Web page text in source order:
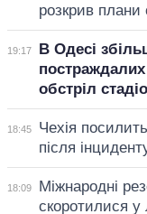
розкрив плани
19:17
В Одесі
обстріл
18:45
Чехія
після
18:09
Міжнародні
скоротилися у